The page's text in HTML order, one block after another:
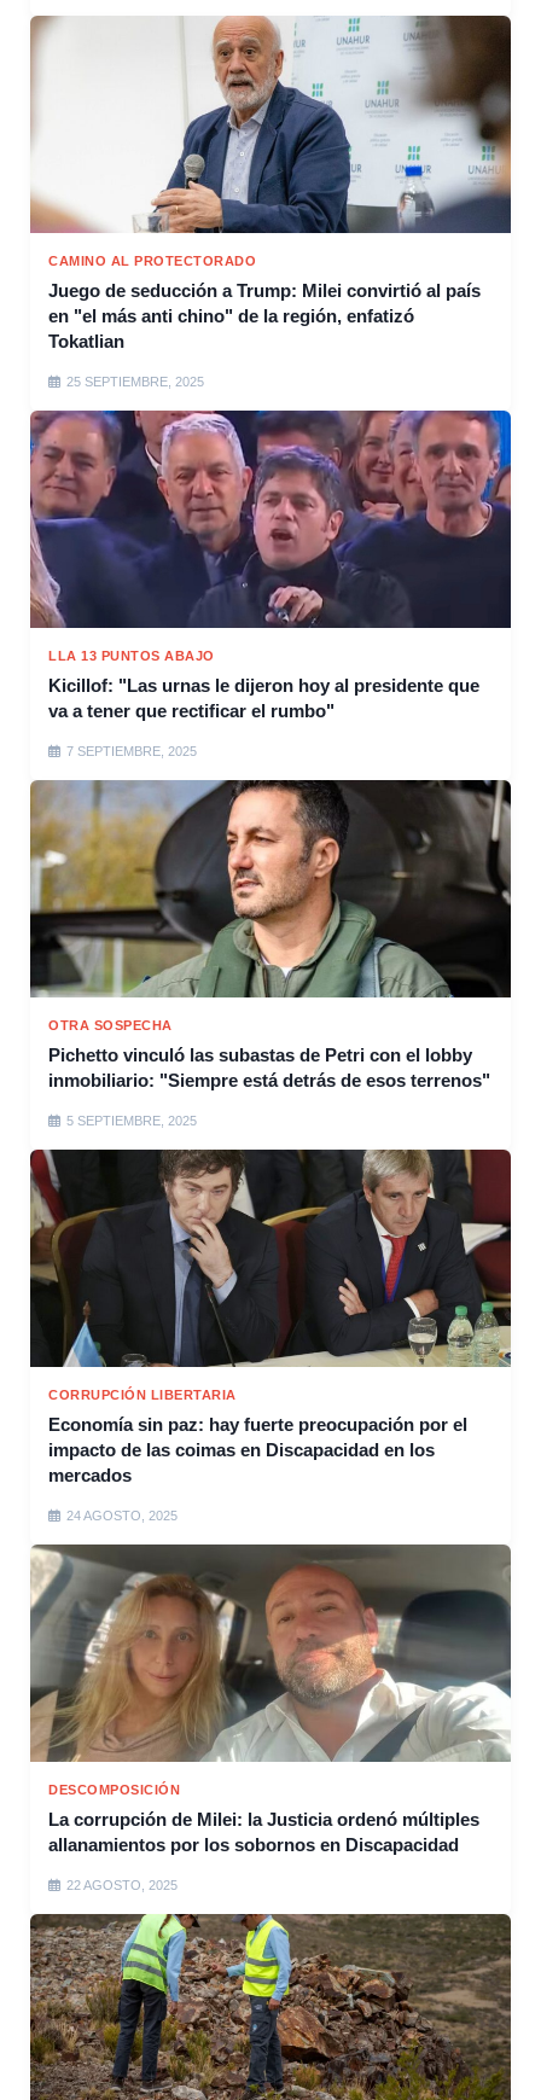
CAMINO AL PROTECTORADO
Juego de seducción a Trump: Milei convirtió al país
en "el más anti chino" de la región, enfatizó
Tokatlian
25 SEPTIEMBRE, 2025
LLA 13 PUNTOS ABAJO
Kicillof: "Las urnas le dijeron hoy al presidente que
va a tener que rectificar el rumbo"
7 SEPTIEMBRE, 2025
OTRA SOSPECHA
Pichetto vinculó las subastas de Petri con el lobby
inmobiliario: "Siempre está detrás de esos terrenos"
5 SEPTIEMBRE, 2025
CORRUPCIÓN LIBERTARIA
Economía sin paz: hay fuerte preocupación por el
impacto de las coimas en Discapacidad en los
mercados
24 AGOSTO, 2025
DESCOMPOSICIÓN
La corrupción de Milei: la Justicia ordenó múltiples
allanamientos por los sobornos en Discapacidad
22 AGOSTO, 2025